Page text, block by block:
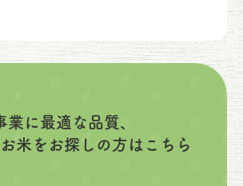
業に最適な品質、
米をお探しの方はこちら